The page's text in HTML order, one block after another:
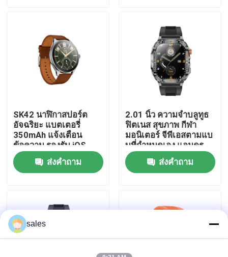
เกี่ยวกับเรา
ควบคุมคุณภาพ
ติดต่อเรา
นาฬิกาสมาร์ทสปอร์ต
SK42 นาฬิกาสปอร์ต
อัจฉริยะ แบตเตอรี่
350mAh แจ้งเตือน
ข้อความ รองรับ iOS
และ Android
ส่งคำถาม
2.01 นิ้ว ความจําบลูทูธ
ฟิตเนส สุขภาพ กีฬา
มอนิเตอร์ จีพีเอสตามแบ
บที่กําหนดเอง แอนดร
อยด์ ดาวเวอร์ สปอร์ต
P76 สมาร์ทโฟนเรียก
J13 นาฬิกาแฟชั่น NFC
ส่งคำถาม
sales